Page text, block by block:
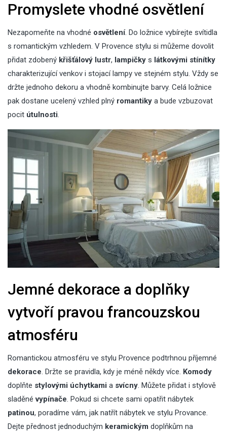
Promyslete vhodné osvětlení
Nezapomeňte na vhodné osvětlení. Do ložnice vybírejte svítidla
s romantickým vzhledem. V Provence stylu si můžeme dovolit
přidat zdobený křišťálový lustr, lampičky s látkovými stínítky
charakterizující venkov i stojací lampy ve stejném stylu. Vždy se
držte jednoho dekoru a vhodně kombinujte barvy. Celá ložnice
pak dostane ucelený vzhled plný romantiky a bude vzbuzovat
pocit útulnosti.
Jemné dekorace a doplňky
vytvoří pravou francouzskou
atmosféru
Romantickou atmosféru ve stylu Provence podtrhnou příjemné
dekorace. Držte se pravidla, kdy je méně někdy více. Komody
doplňte stylovými úchytkami a svícny. Můžete přidat i stylově
sladěnévypínače. Pokud si chcete sami opatřit nábytek
patinou, poradíme vám, jak natřít nábytek ve stylu Provance.
Dejte přednost jednoduchým keramickým doplňkům na